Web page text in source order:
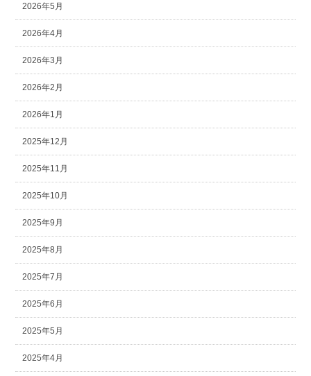
2026年5月
2026年4月
2026年3月
2026年2月
2026年1月
2025年12月
2025年11月
2025年10月
2025年9月
2025年8月
2025年7月
2025年6月
2025年5月
2025年4月